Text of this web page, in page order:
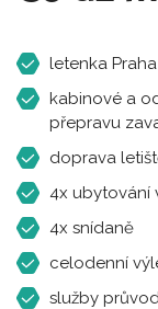
letenka
kabinové a
přepravu
doprava
4x ubytování
4x snídaně
celodenní
služby